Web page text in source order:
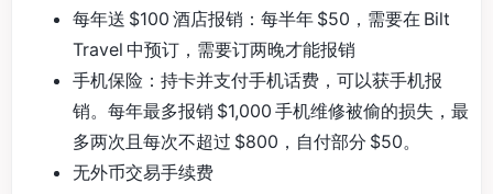
每年送 $100 酒店报销：每半年 $50，需要在 Bilt
Travel 中预订，需要订两晚才能报销
手机保险：持卡并支付手机话费，可以获手机报
销。每年最多报销 $1,000 手机维修被偷的损失，最
多两次且每次不超过 $800，自付部分 $50。
无外币交易手续费